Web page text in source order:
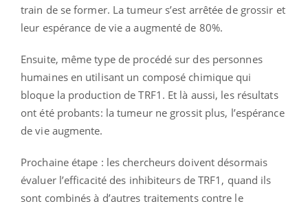
train de se former. La tumeur s’est arrêtée de grossir et
leur espérance de vie a augmenté de 80%.
Ensuite, même type de procédé sur des personnes
humaines en utilisant un composé chimique qui
bloque la production de TRF1. Et là aussi, les résultats
ont été probants: la tumeur ne grossit plus, l’espérance
de vie augmente.
Prochaine étape : les chercheurs doivent désormais
évaluer l’efficacité des inhibiteurs de TRF1, quand ils
sont combinés à d’autres traitements contre le